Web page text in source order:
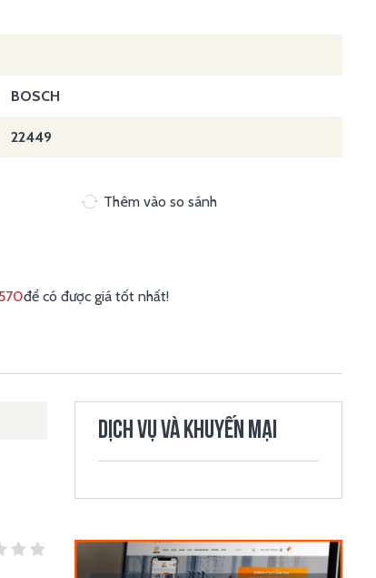
BOSCH
22449
Thêm vào so sánh
để có được giá tốt nhất!
DỊCH VỤ VÀ KHUYẾN MẠI